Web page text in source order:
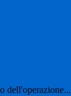
dell'operazione...